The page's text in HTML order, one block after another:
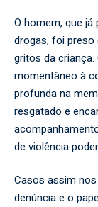
O homem, que
drogas, foi preso
gritos da
momentâneo à
profunda na
resgatado e
de violência
Casos assim
denúncia e o